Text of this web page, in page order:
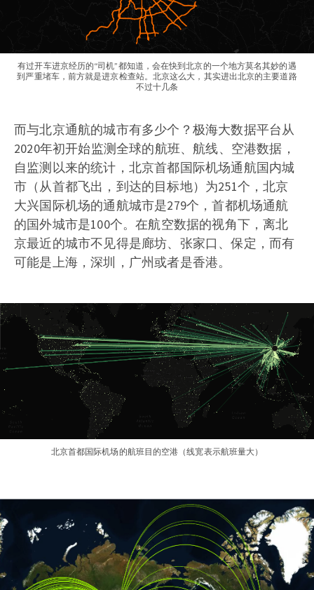
有过开车进京经历的“司机”都知道，会在快到北京的一个地方莫名其妙的遇
到严重堵车，前方就是进京检查站。北京这么大，其实进出北京的主要道路
不过十几条
而与北京通航的城市有多少个？极海大数据平台从
2020年初开始监测全球的航班、航线、空港数据，
自监测以来的统计，北京首都国际机场通航国内城
市（从首都飞出，到达的目标地）为251个，北京
大兴国际机场的通航城市是279个，首都机场通航
的国外城市是100个。在航空数据的视角下，离北
京最近的城市不见得是廊坊、张家口、保定，而有
可能是上海，深圳，广州或者是香港。
北京首都国际机场的航班目的空港（线宽表示航班量大）